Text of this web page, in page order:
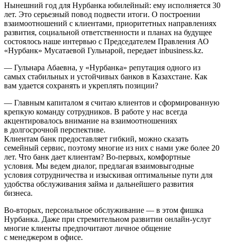
Нынешний год для Нурбанка юбилейный: ему исполняется 30
лет. Это серьезный повод подвести итоги. О построении
взаимоотношений с клиентами, приоритетных направлениях
развития, социальной ответственности и планах на будущее
состоялось наше интервью с Председателем Правления АО
«Нурбанк» Мусатаевой Гульнарой, передает inbusiness.kz.
— Гульнара Абаевна, у «Нурбанка» репутация одного из
самых стабильных и устойчивых банков в Казахстане. Как
вам удается сохранять и укреплять позиции?
— Главным капиталом я считаю клиентов и сформированную
крепкую команду сотрудников. В работе у нас всегда
акцентировалось внимание на взаимоотношениях
в долгосрочной перспективе.
Клиентам банк предоставляет гибкий, можно сказать
семейный сервис, поэтому многие из них с нами уже более 20
лет. Что банк дает клиентам? Во-первых, комфортные
условия. Мы ведем диалог, предлагая взаимовыгодные
условия сотрудничества и изыскивая оптимальные пути для
удобства обслуживания займа и дальнейшего развития
бизнеса.
Во-вторых, персональное обслуживание — в этом фишка
Нурбанка. Даже при стремительном развитии онлайн-услуг
многие клиенты предпочитают личное общение
с менеджером в офисе.